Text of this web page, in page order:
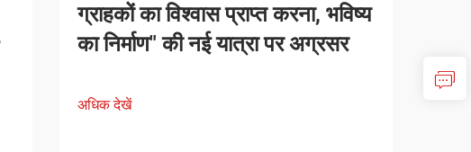
ग्राहकों का विश्वास प्राप्त करना, भविष्य
का निर्माण" की नई यात्रा पर अग्रसर
अधिक देखें